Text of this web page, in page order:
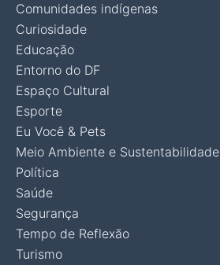
Comunidades indígenas
Curiosidade
Educação
Entorno do DF
Espaço Cultural
Esporte
Eu Você & Pets
Meio Ambiente e Sustentabilidade
Política
Saúde
Segurança
Tempo de Reflexão
Turismo